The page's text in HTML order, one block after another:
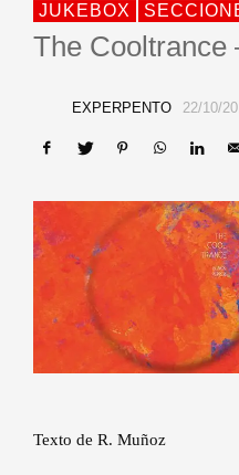
JUKEBOX
The Cooltrance
EXPERPENTO 22/10/
Texto de R. Muñoz